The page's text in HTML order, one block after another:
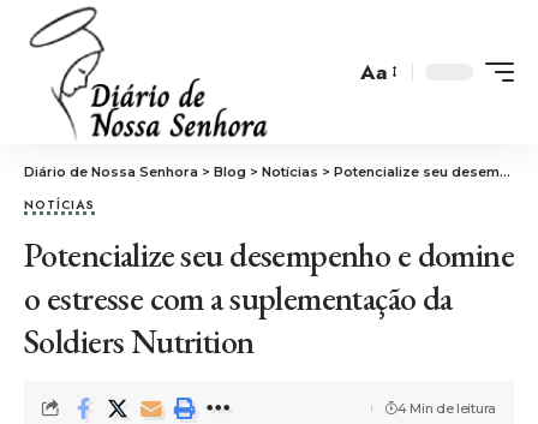
Font
Aa
Diário de Nossa Senhora > Blog > Notícias > Potencialize seu desempenho e domine o estresse com a suplementação da Soldiers Nutrition
NOTÍCIAS
Potencialize seu desempenho e domine
o estresse com a suplementação da
Soldiers Nutrition
4 Min de leitura